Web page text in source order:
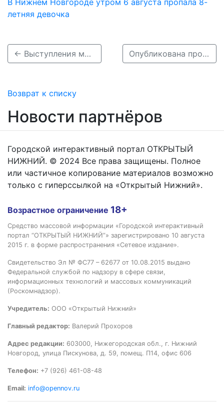
В Нижнем Новгороде утром 6 августа пропала 8-
летняя девочка
← Выступления музыкантов в День города пройдут во всех районах Нижнего Новгорода Опубликована программа «Столицы закатов» в Нижнем Новгороде на 5-7 августа →
Возврат к списку
Новости партнёров
Городской интерактивный портал ОТКРЫТЫЙ
НИЖНИЙ. © 2024 Все права защищены. Полное
или частичное копирование материалов возможно
только с гиперссылкой на «Открытый Нижний».
Возрастное ограничение 18+
Средство массовой информации «Городской интерактивный
портал “ОТКРЫТЫЙ НИЖНИЙ”» зарегистрировано 10 августа
2015 г. в форме распространения «Сетевое издание».
Свидетельство Эл № ФС77 – 62677 от 10.08.2015 выдано
Федеральной службой по надзору в сфере связи,
информационных технологий и массовых коммуникаций
(Роскомнадзор).
Учредитель: ООО «Открытый Нижний»
Главный редактор: Валерий Прохоров
Адрес редакции: 603000, Нижегородская обл., г. Нижний
Новгород, улица Пискунова, д. 59, помещ. П14, офис 606
Телефон: +7 (926) 461-08-48
Email: info@opennov.ru